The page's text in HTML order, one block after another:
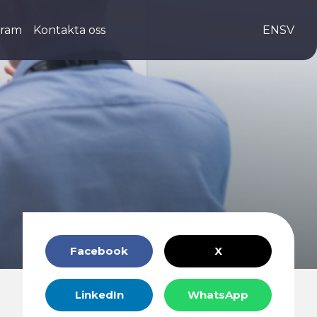
Kontakta oss ENSV
Facebook X
LinkedIn WhatsApp